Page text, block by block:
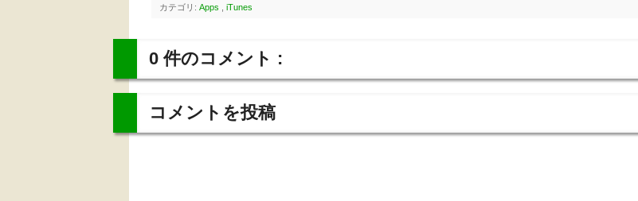
カテゴリ: Apps iTunes
0 件のコメント :
コメントを投稿